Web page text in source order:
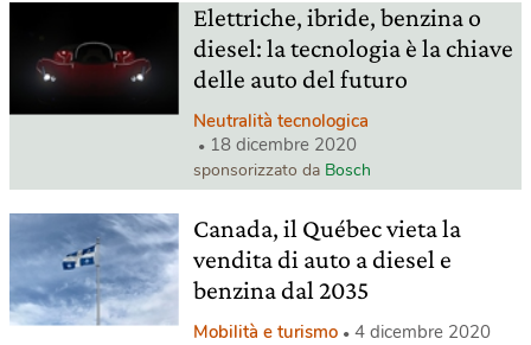
Elettriche, ibride, benzina o
diesel: la tecnologia è la chiave
delle auto del futuro
Neutralità tecnologica
18 dicembre 2020
sponsorizzato da Bosch
Canada, il Québec vieta la
vendita di auto a diesel e
benzina dal 2035
Mobilità e turismo 4 dicembre 2020